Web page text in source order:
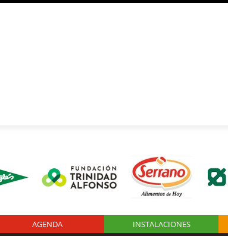
Logo Fundación
AGENDA INSTALACIONES